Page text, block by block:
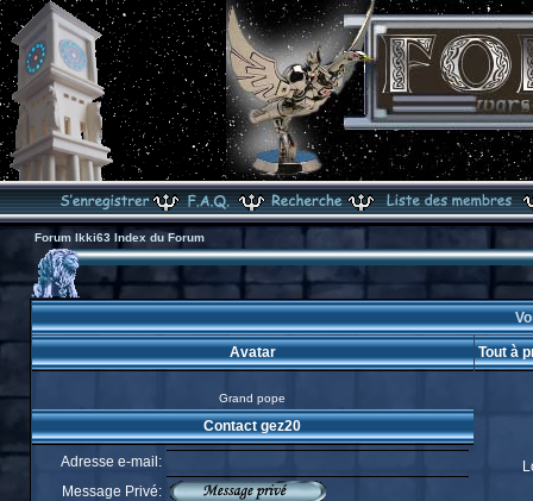
Forum Ikki63 Index du Forum
Avatar Tout à
Grand pope
Contact gez20
Adresse e-mail:
Message Privé: